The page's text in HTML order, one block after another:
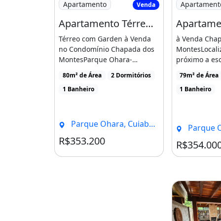
Condomínio: R$ 420,00
01 vaga de garagem
Verificar disponibilidade e valor
alteração sem aviso prévio.
CRECI-MT 21843J – Gold Home
Aquecimento
Dependência De Empregados
Apartamento Venda
Apartamento Térreo com Garden a Venda no Condomínio Chapada dos Montes
Térreo com Garden à Venda
no Condomínio Chapada dos
MontesParque Ohara-
Próximo à Churrascaria [...]
80m² de Área
2 Dormitórios
1 Banheiro
Parque Ohara, Cuiabá - MT
R$353.200 Condomínio R$350
à Venda
próximo a
mercados e
[...]
79m² de Área
1 Banheiro
Parque